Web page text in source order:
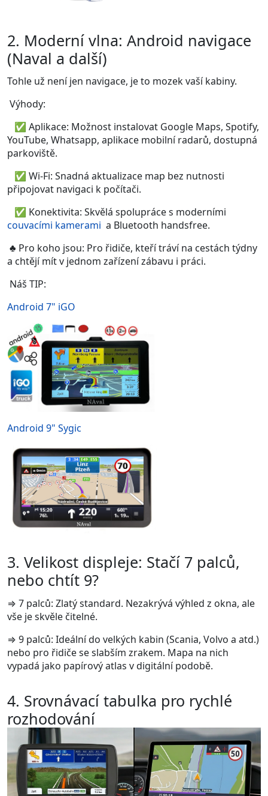
2. Moderní vlna: Android navigace
(Naval a další)
Tohle už není jen navigace, je to mozek vaší kabiny.
Výhody:
✅ Aplikace: Možnost instalovat Google Maps, Spotify,
YouTube, Whatsapp, aplikace mobilní radarů, dostupná
parkoviště.
✅ Wi-Fi: Snadná aktualizace map bez nutnosti
připojovat navigaci k počítači.
✅ Konektivita: Skvělá spolupráce s moderními
couvacími kamerami a Bluetooth handsfree.
♣ Pro koho jsou: Pro řidiče, kteří tráví na cestách týdny
a chtějí mít v jednom zařízení zábavu i práci.
Náš TIP:
Android 7" iGO
Android 9" Sygic
3. Velikost displeje: Stačí 7 palců,
nebo chtít 9?
⇒ 7 palců: Zlatý standard. Nezakrývá výhled z okna, ale
vše je skvěle čitelné.
⇒ 9 palců: Ideální do velkých kabin (Scania, Volvo a atd.)
nebo pro řidiče se slabším zrakem. Mapa na nich
vypadá jako papírový atlas v digitální podobě.
4. Srovnávací tabulka pro rychlé
rozhodování